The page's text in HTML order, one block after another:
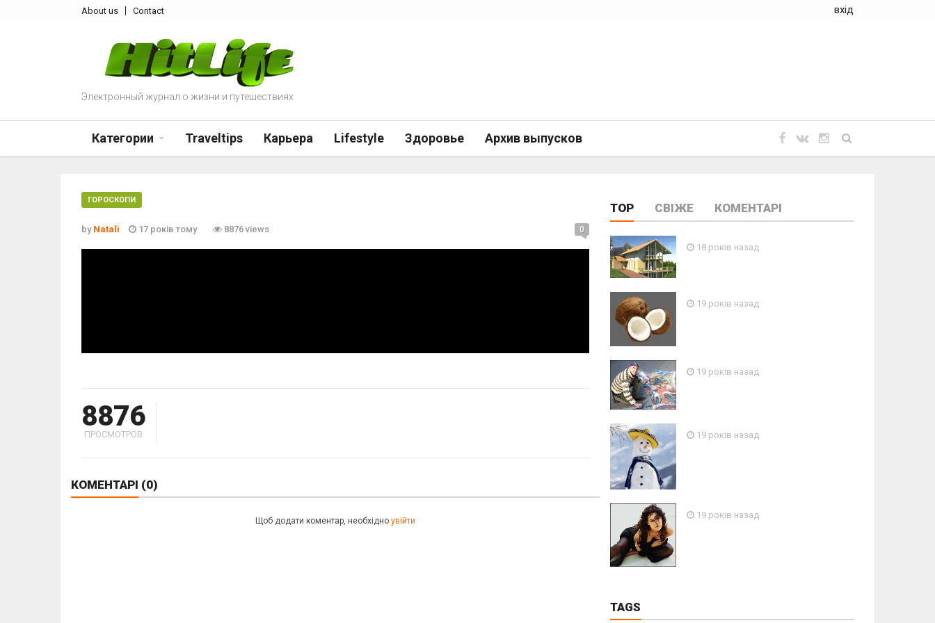
About us Contact вхід
Электронный журнал о жизни и путешествиях
Категории Traveltips Карьера Lifestyle Здоровье Архив выпусков
ГОРОСКОПИ
by Natali 17 років тому 8876 views 0
8876
ПРОСМОТРОВ
КОМЕНТАРІ (0)
Щоб додати коментар, необхідно увійти
TOP СВІЖЕ КОМЕНТАРІ
18 років назад
19 років назад
19 років назад
19 років назад
19 років назад
TAGS